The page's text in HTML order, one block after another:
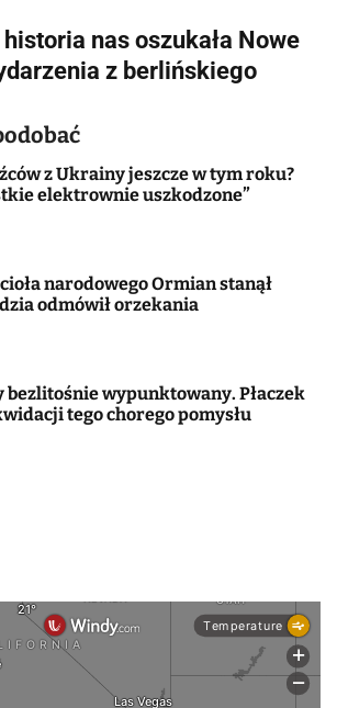
nas oszukała Nowe
z berlińskiego
z Ukrainy jeszcze w tym roku?
elektrownie uszkodzone”
narodowego Ormian stanął
odmówił orzekania
bezlitośnie wypunktowany. Płaczek
tego chorego pomysłu